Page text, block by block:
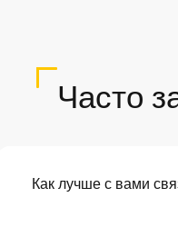
Часто
Как лучше с вами